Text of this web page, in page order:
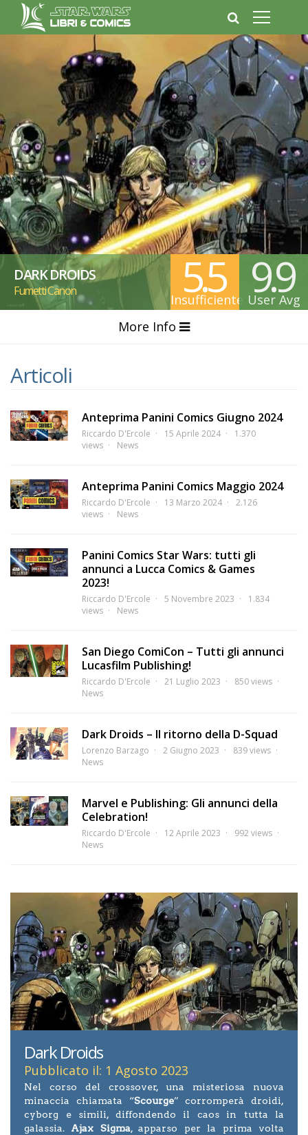
DARK DROIDS
Fumetti Canon 5.5
Insufficiente 9.9
User Avg
More Info
Articoli
Anteprima Panini Comics Giugno 2024
Riccardo D'Ercole 15 Aprile 2024
1.370
views
News
Anteprima Panini Comics Maggio 2024
Riccardo D'Ercole 13 Marzo 2024
2.126
views
News
Panini Comics Star Wars: tutti gli
annunci a Lucca Comics & Games
2023!
Riccardo D'Ercole 5 Novembre 2023
1.834
views
News
San Diego ComiCon – Tutti gli annunci
Lucasfilm Publishing!
Riccardo D'Ercole 21 Luglio 2023
850 views
News
Dark Droids – Il ritorno della D-Squad
Lorenzo Barzago 2 Giugno 2023
839 views
News
Marvel e Publishing: Gli annunci della
Celebration!
Riccardo D'Ercole 12 Aprile 2023
992 views
News
Dark Droids
Pubblicato il: 1 Agosto 2023
Nel corso del crossover, una misteriosa nuova
minaccia chiamata “Scourge” corromperà droidi,
cyborg e simili, diffondendo il caos in tutta la
galassia. Ajax Sigma, apparso per la prima volta